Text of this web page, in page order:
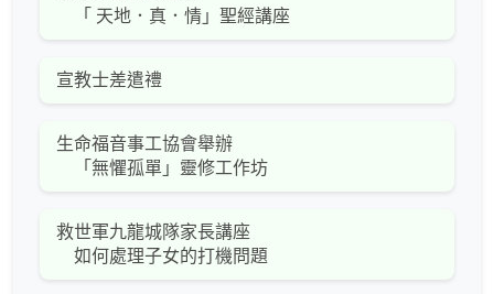
「 天地．真．情」聖經講座
宣教士差遣禮
生命福音事工協會舉辦
「無懼孤單」靈修工作坊
救世軍九龍城隊家長講座
如何處理子女的打機問題